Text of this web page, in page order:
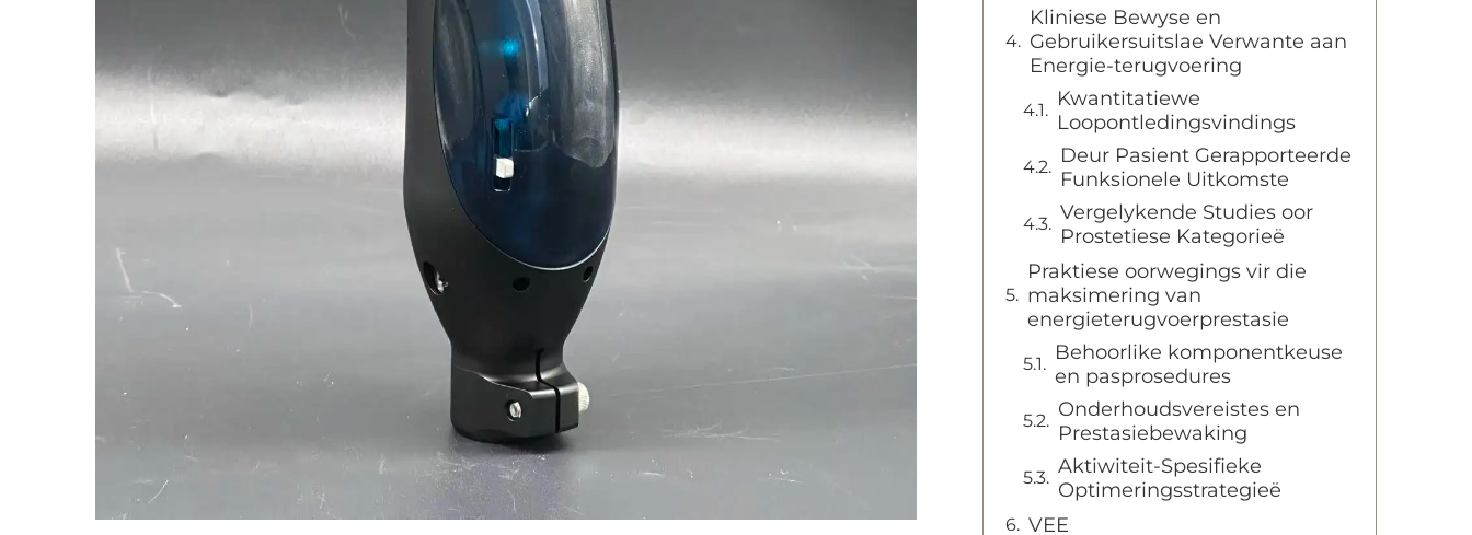
Kliniese Bewyse en
Gebruikersuitslae Verwante aan
Energie-terugvoering
Kwantitatiewe
Loopontledingsvindings
Deur Pasient Gerapporteerde
Funksionele Uitkomste
Vergelykende Studies oor
Prostetiese Kategorieë
Praktiese oorwegings vir die
maksimering van
energieterugvoerprestasie
Behoorlike komponentkeuse
en pasprosedures
Onderhoudsvereistes en
Prestasiebewaking
Aktiwiteit-Spesifieke
Optimeringsstrategieë
VEE